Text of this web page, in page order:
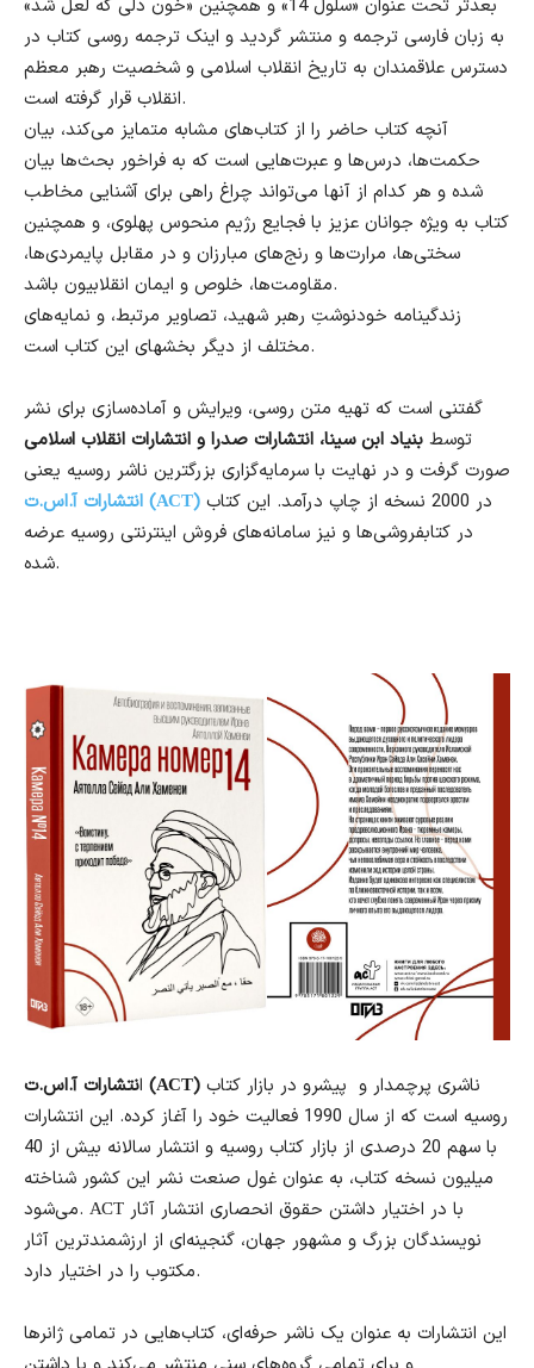
بعدتر تحت عنوان «سلول 14» و همچنین «خون دلی که لعل شد»
به زبان فارسی ترجمه و منتشر گردید و اینک ترجمه روسی کتاب در
دسترس علاقمندان به تاریخ انقلاب اسلامی و شخصیت رهبر معظم
انقلاب قرار گرفته است.
آنچه کتاب حاضر را از کتاب‌های مشابه متمایز می‌کند، بیان
حکمت‌ها، درس‌ها و عبرت‌هایی است که به فراخور بحث‌ها بیان
شده و هر کدام از آنها می‌تواند چراغ راهی برای آشنایی مخاطب
کتاب به ویژه جوانان عزیز با فجایع رژیم منحوس پهلوی، و همچنین
سختی‌ها، مرارت‌ها و رنج‌های مبارزان و در مقابل پایمردی‌ها،
مقاومت‌ها، خلوص و ایمان انقلابیون باشد.
زندگینامه خودنوشتِ رهبر شهید، تصاویر مرتبط، و نمایه‌های
مختلف از دیگر بخشهای این کتاب است.
گفتنی است که تهیه متن روسی، ویرایش و آماده‌سازی برای نشر
توسط بنیاد ابن سینا، انتشارات صدرا و انتشارات انقلاب اسلامی
صورت گرفت و در نهایت با سرمایه‌گزاری بزرگترین ناشر روسیه یعنی
انتشارات آ.اس.ت (АСТ)
در کتابفروشی‌‌ها و نیز سامانه‌های فروش اینترنتی روسیه عرضه
شده.
ا نتشارات آ.اس.ت (АСТ)
روسیه است که از سال 1990 فعالیت خود را آغاز کرده. این انتشارات
با سهم 20 درصدی از بازار کتاب روسیه و انتشار سالانه بیش از 40
میلیون نسخه کتاب، به عنوان غول صنعت نشر این کشور شناخته
می‌شود. АСТ با در اختیار داشتن حقوق انحصاری انتشار آثار
نویسندگان بزرگ و مشهور جهان، گنجینه‌ای از ارزشمندترین آثار
مکتوب را در اختیار دارد.
این انتشارات به عنوان یک ناشر حرفه‌ای، کتاب‌هایی در تمامی ژانرها